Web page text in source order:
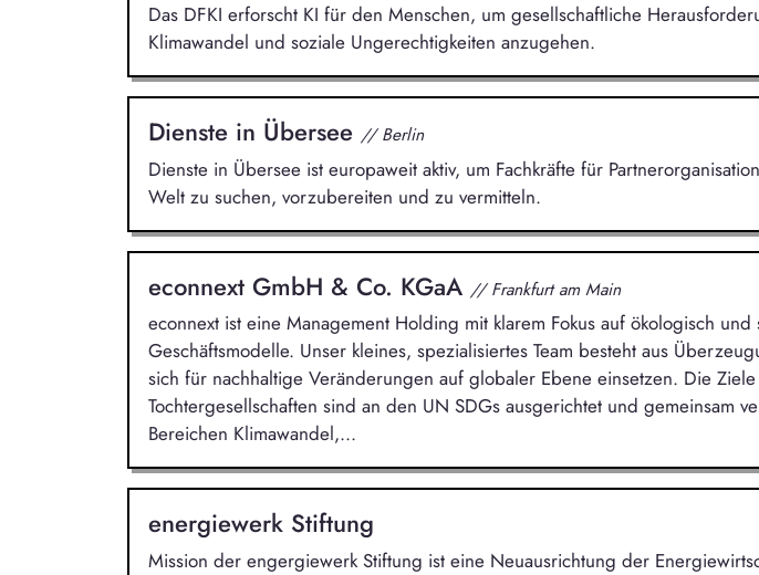
Das DFKI erforscht KI für den Menschen, um gesellschaftliche
Klimawandel und soziale Ungerechtigkeiten anzugehen.
Dienste in Übersee // Berlin
Dienste in Übersee ist europaweit aktiv, um Fachkräfte für
Welt zu suchen, vorzubereiten und zu vermitteln.
econnext GmbH & Co. KGaA // Frankfurt am Main
econnext ist eine Management Holding mit klarem Fokus auf ökologisch und
Geschäftsmodelle. Unser kleines, spezialisiertes Team besteht aus
sich für nachhaltige Veränderungen auf globaler Ebene einsetzen. Die
Tochtergesellschaften sind an den UN SDGs ausgerichtet und gemeinsam
Bereichen Klimawandel,...
energiewerk Stiftung
Mission der engergiewerk Stiftung ist eine Neuausrichtung der